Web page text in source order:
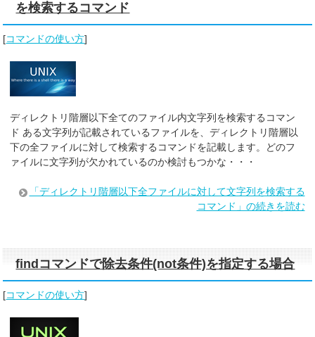
を検索するコマンド
[コマンドの使い方]
ディレクトリ階層以下全てのファイル内文字列を検索するコマン
ド ある文字列が記載されているファイルを、ディレクトリ階層以
下の全ファイルに対して検索するコマンドを記載します。どのフ
ァイルに文字列が欠かれているのか検討もつかな・・・
「ディレクトリ階層以下全ファイルに対して文字列を検索する
コマンド」の続きを読む
findコマンドで除去条件(not条件)を指定する場合
[コマンドの使い方]